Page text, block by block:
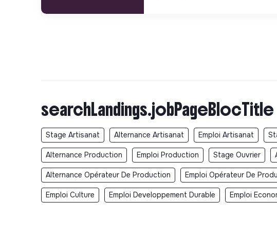
searchLandings.jobPageBlocTitle
Stage Artisanat Alternance Artisanat Emploi Artisanat
Alternance Production Emploi Production Stage Ouvrier
Alternance Opérateur De Production Emploi Opérateur De
Emploi Culture Emploi Developpement Durable Emploi